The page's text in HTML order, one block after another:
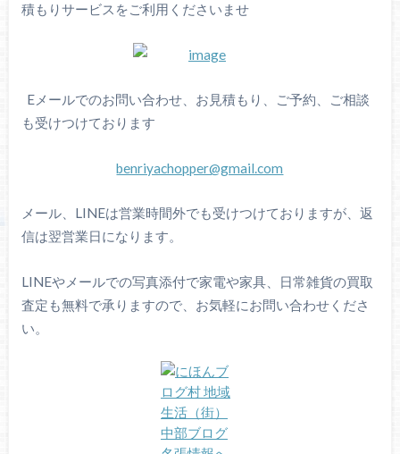
積もりサービスをご利用くださいませ
Eメールでのお問い合わせ、お見積もり、ご予約、ご相談
も受けつけております
benriyachopper@gmail.com
メール、LINEは営業時間外でも受けつけておりますが、返
信は翌営業日になります。
LINEやメールでの写真添付で家電や家具、日常雑貨の買取
査定も無料で承りますので、お気軽にお問い合わせくださ
い。